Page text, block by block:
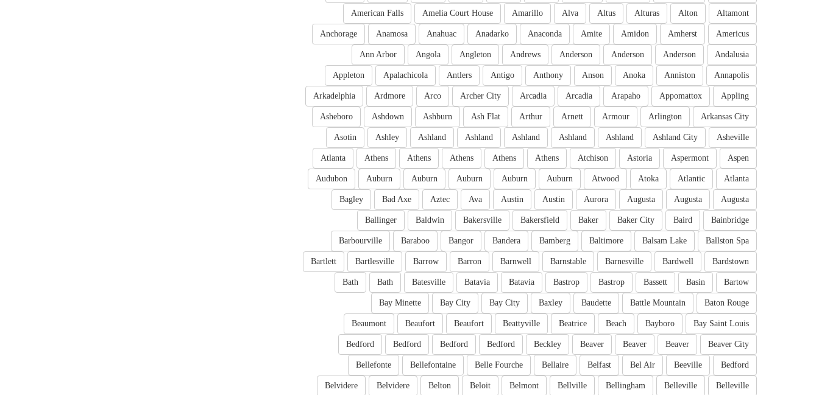
Altamont
Alton
Alturas
Altus
Alva
Amarillo
Amelia Court House
American Falls
Americus
Amherst
Amidon
Amite
Anaconda
Anadarko
Anahuac
Anamosa
Anchorage
Andalusia
Anderson
Anderson
Anderson
Andrews
Angleton
Angola
Ann Arbor
Annapolis
Anniston
Anoka
Anson
Anthony
Antigo
Antlers
Apalachicola
Appleton
Appling
Appomattox
Arapaho
Arcadia
Arcadia
Archer City
Arco
Ardmore
Arkadelphia
Arkansas City
Arlington
Armour
Arnett
Arthur
Ash Flat
Ashburn
Ashdown
Asheboro
Asheville
Ashland City
Ashland
Ashland
Ashland
Ashland
Ashland
Ashley
Asotin
Aspen
Aspermont
Astoria
Atchison
Athens
Athens
Athens
Athens
Athens
Atlanta
Atlanta
Atlantic
Atoka
Atwood
Auburn
Auburn
Auburn
Auburn
Auburn
Audubon
Augusta
Augusta
Augusta
Aurora
Austin
Austin
Ava
Aztec
Bad Axe
Bagley
Bainbridge
Baird
Baker City
Baker
Bakersfield
Bakersville
Baldwin
Ballinger
Ballston Spa
Balsam Lake
Baltimore
Bamberg
Bandera
Bangor
Baraboo
Barbourville
Bardstown
Bardwell
Barnesville
Barnstable
Barnwell
Barron
Barrow
Bartlesville
Bartlett
Bartow
Basin
Bassett
Bastrop
Bastrop
Batavia
Batavia
Batesville
Bath
Bath
Baton Rouge
Battle Mountain
Baudette
Baxley
Bay City
Bay City
Bay Minette
Bay Saint Louis
Bayboro
Beach
Beatrice
Beattyville
Beaufort
Beaufort
Beaumont
Beaver City
Beaver
Beaver
Beaver
Beckley
Bedford
Bedford
Bedford
Bedford
Bedford
Beeville
Bel Air
Belfast
Bellaire
Belle Fourche
Bellefontaine
Bellefonte
Belleville
Belleville
Bellingham
Bellville
Belmont
Beloit
Belton
Belvidere
Belvidere